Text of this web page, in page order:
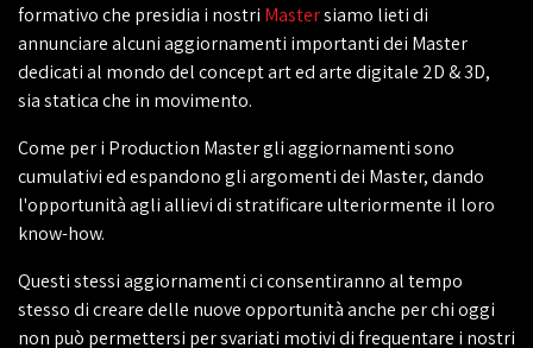
formativo che presidia i nostri Mastersiamo lieti di
annunciare alcuni aggiornamenti importanti dei Master
dedicati al mondo del concept art ed arte digitale 2D & 3D,
sia statica che in movimento.
Come per i Production Master gli aggiornamenti sono
cumulativi ed espandono gli argomenti dei Master, dando
l'opportunità agli allievi di stratificare ulteriormente il loro
know-how.
Questi stessi aggiornamenti ci consentiranno al tempo
stesso di creare delle nuove opportunità anche per chi oggi
non può permettersi per svariati motivi di frequentare i nostri